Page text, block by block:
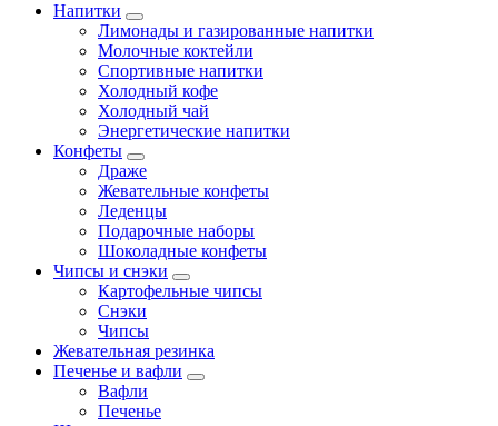
Напитки
Лимонады и газированные напитки
Молочные коктейли
Спортивные напитки
Холодный кофе
Холодный чай
Энергетические напитки
Конфеты
Драже
Жевательные конфеты
Леденцы
Подарочные наборы
Шоколадные конфеты
Чипсы и снэки
Картофельные чипсы
Снэки
Чипсы
Жевательная резинка
Печенье и вафли
Вафли
Печенье